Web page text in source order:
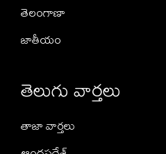
తెలంగాణా
జాతీయం
తెలుగు వార్తలు
తాజా వార్తలు